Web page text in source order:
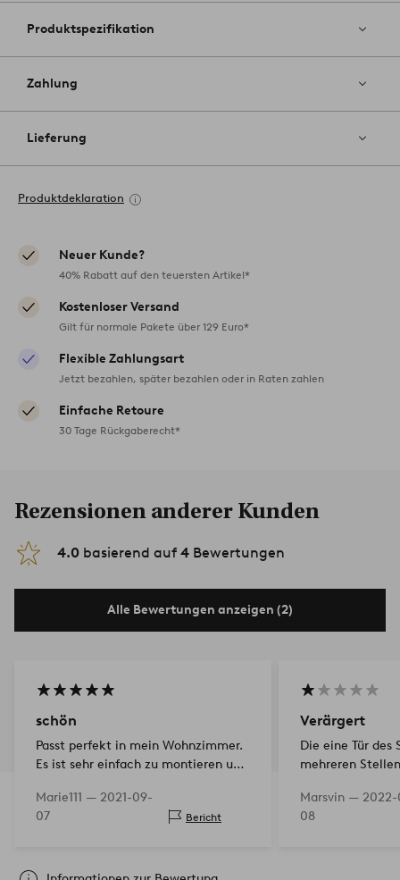
Produktspezifikation
Zahlung
Lieferung
Produktdeklaration
Neuer Kunde?
40% Rabatt auf den teuersten Artikel*
Kostenloser Versand
Gilt für normale Pakete über 129 Euro*
Flexible Zahlungsart
Jetzt bezahlen, später bezahlen oder in Raten zahlen
Einfache Retoure
30 Tage Rückgaberecht*
Rezensionen anderer Kunden
4.0 basierend auf 4 Bewertungen
Alle Bewertungen anzeigen (2)
schön
Passt perfekt in mein Wohnzimmer.
Es ist sehr einfach zu montieren und
darauf, dass die Hilfe beim Tragen
des Pakets umständlich ist.
Marie111 — 2021-09-
07
Bericht
Verärgert
Die eine Tür des
mehreren
angeboten. Ich
defekten
Marsvin —
08